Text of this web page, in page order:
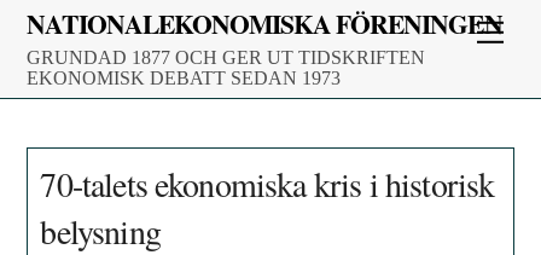
Skip
content
NATIONALEKONOMISKA FÖRENINGEN
GRUNDAD 1877 OCH GER UT TIDSKRIFTEN
EKONOMISK DEBATT SEDAN 1973
70-talets ekonomiska kris i historisk
belysning